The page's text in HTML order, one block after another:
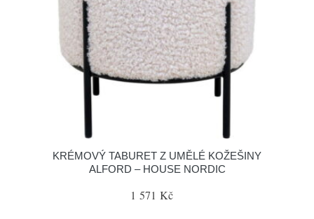
KRÉMOVÝ TABURET Z UMĚLÉ KOŽEŠINY
ALFORD – HOUSE NORDIC
1 571 Kč